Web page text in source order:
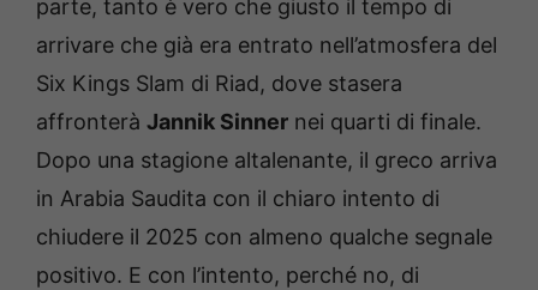
parte, tanto è vero che giusto il tempo di
arrivare che già era entrato nell’atmosfera del
Six Kings Slam di Riad, dove stasera
affronterà Jannik Sinner nei quarti di finale.
Dopo una stagione altalenante, il greco arriva
in Arabia Saudita con il chiaro intento di
chiudere il 2025 con almeno qualche segnale
positivo. E con l’intento, perché no, di